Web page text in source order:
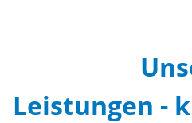
Leistungen -